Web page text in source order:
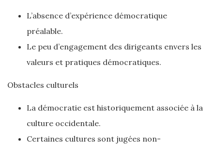
L’absence d’expérience démocratique
préalable.
Le peu d’engagement des dirigeants envers les
valeurs et pratiques démocratiques.
Obstacles culturels
La démocratie est historiquement associée à la
culture occidentale.
Certaines cultures sont jugées non-